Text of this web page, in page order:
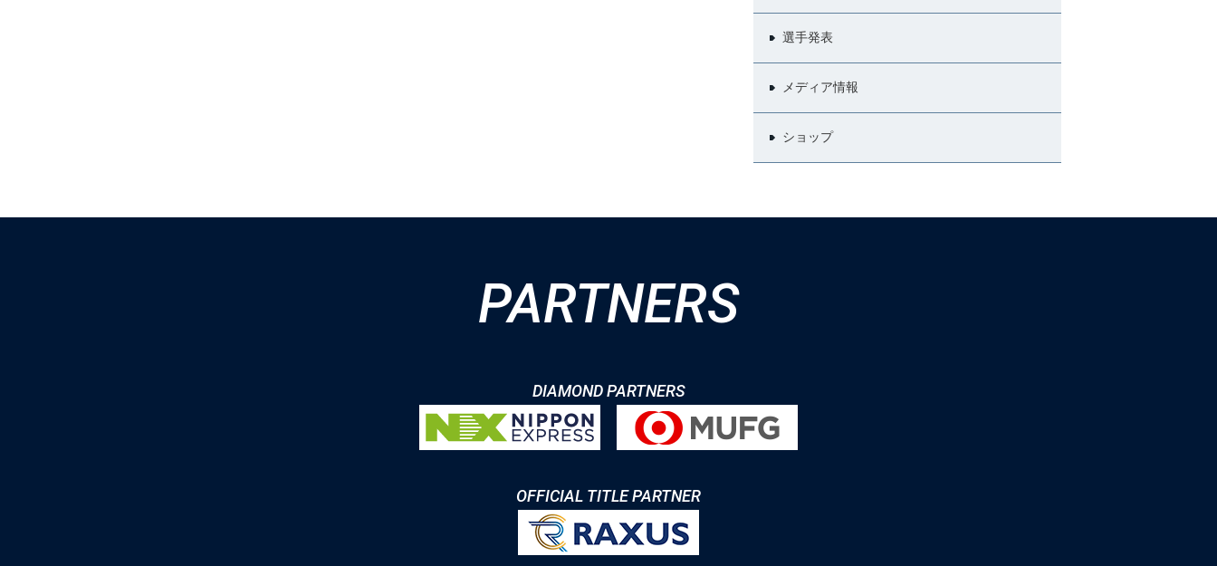
選手発表
メディア情報
ショップ
PARTNERS
DIAMOND PARTNERS
OFFICIAL TITLE PARTNER